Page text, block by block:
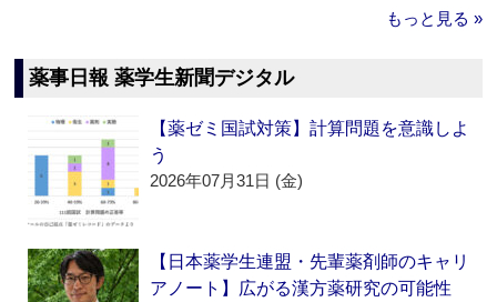
もっと見る »
薬事日報 薬学生新聞デジタル
【薬ゼミ国試対策】計算問題を意識しよ
う
2026年07月31日 (金)
【日本薬学生連盟・先輩薬剤師のキャリ
アノート】広がる漢方薬研究の可能性